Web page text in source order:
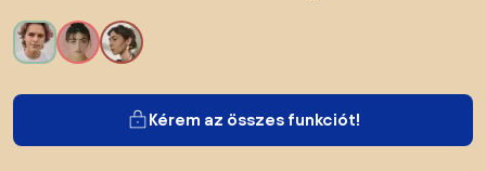
Kérem az összes funkciót!